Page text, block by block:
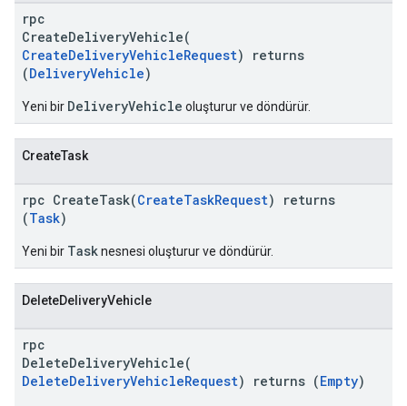
rpc
CreateDeliveryVehicle(
CreateDeliveryVehicleRequest) returns
(DeliveryVehicle)
Yeni bir DeliveryVehicle oluşturur ve döndürür.
CreateTask
rpc CreateTask(CreateTaskRequest) returns
(Task)
Yeni bir Tasknesnesi oluşturur ve döndürür.
DeleteDeliveryVehicle
rpc
DeleteDeliveryVehicle(
DeleteDeliveryVehicleRequest) returns (Empty)